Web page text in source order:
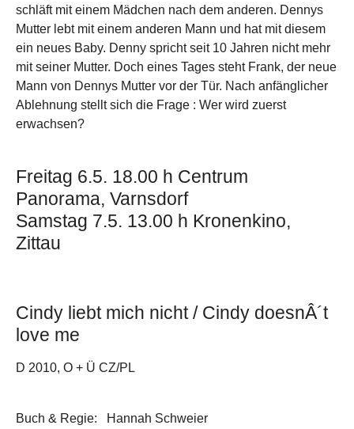
schläft mit einem Mädchen nach dem anderen. Dennys
Mutter lebt mit einem anderen Mann und hat mit diesem
ein neues Baby. Denny spricht seit 10 Jahren nicht mehr
mit seiner Mutter. Doch eines Tages steht Frank, der neue
Mann von Dennys Mutter vor der Tür. Nach anfänglicher
Ablehnung stellt sich die Frage : Wer wird zuerst
erwachsen?
Freitag 6.5. 18.00 h Centrum
Panorama, Varnsdorf
Samstag 7.5. 13.00 h Kronenkino,
Zittau
Cindy liebt mich nicht / Cindy doesnÂ´t
love me
D 2010, O + Ü CZ/PL
Buch & Regie: Hannah Schweier